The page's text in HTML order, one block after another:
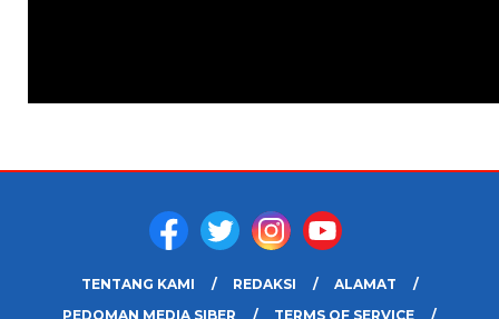
TENTANG KAMI REDAKSI
ALAMAT
PEDOMAN MEDIA SIBER
TERMS OF SERVICE